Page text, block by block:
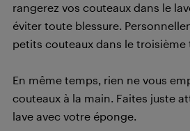
rangerez vos couteaux dans le
éviter toute blessure.
petits couteaux dans le troisième
En même temps, rien ne vous
couteaux à la main. Faites juste
lave avec votre éponge.